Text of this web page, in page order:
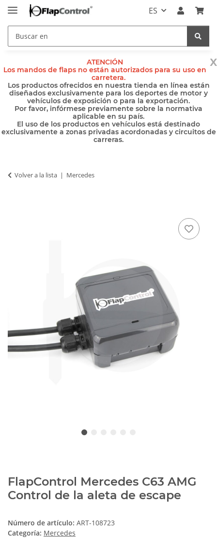
ES
x
ATENCIÓN
Los mandos de flaps no están autorizados para su uso en
carretera.
Los productos ofrecidos en nuestra tienda en línea están
diseñados exclusivamente para los deportes de motor y
vehículos de exposición o para la exportación.
Por favor, infórmese previamente sobre la normativa
aplicable en su país.
El uso de los productos en vehículos está destinado
exclusivamente a zonas privadas acordonadas y circuitos de
carreras.
Volver a la lista Mercedes
FlapControl Mercedes C63 AMG
Control de la aleta de escape
Número de artículo: ART-108723
Categoría: Mercedes